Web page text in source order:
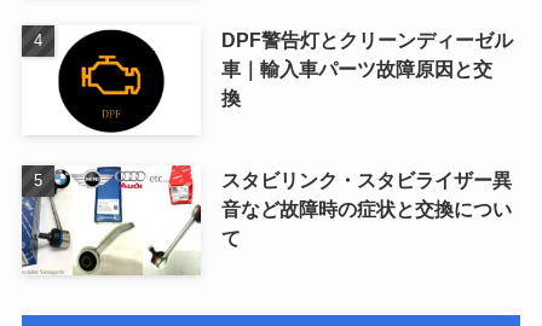
DPF警告灯とクリーンディーゼル
車｜輸入車パーツ故障原因と交
換
スタビリンク・スタビライザー異
音など故障時の症状と交換につい
て